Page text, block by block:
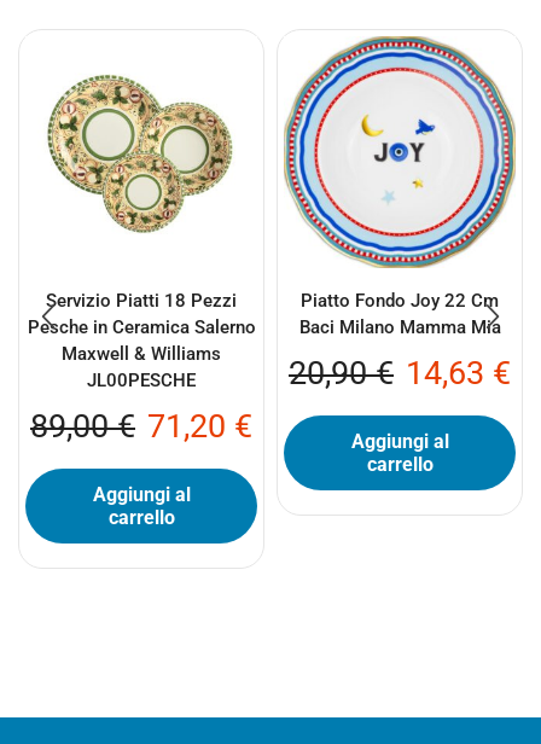
Servizio Piatti 18 Pezzi
Pesche in Ceramica Salerno
Maxwell & Williams
JL00PESCHE
89,00€ 71,20 €
Aggiungi al
carrello
Piatto Fondo Joy 22 Cm
Baci Milano Mamma Mia
20,90€ 14,63 €
Aggiungi al
carrello